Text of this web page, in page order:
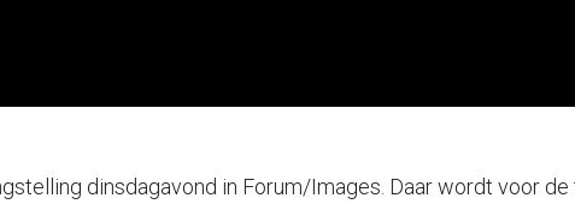
dinsdagavond in Forum/Images. Daar wordt voor